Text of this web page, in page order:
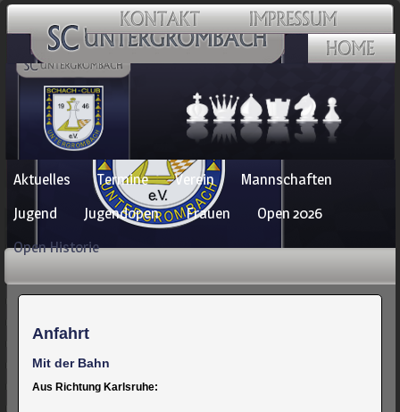
Navigation
überspringen
Aktuelles Termine Verein
Mannschaften
Jugend
Jugendopen Frauen
Open 2026
Open Historie
Anfahrt
Mit der Bahn
Aus Richtung Karlsruhe: